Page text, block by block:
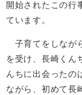
開始されたこの行
ています。
子育てをしなが
を受け、長崎くん
んちに出会ったの
ながら、初めて長